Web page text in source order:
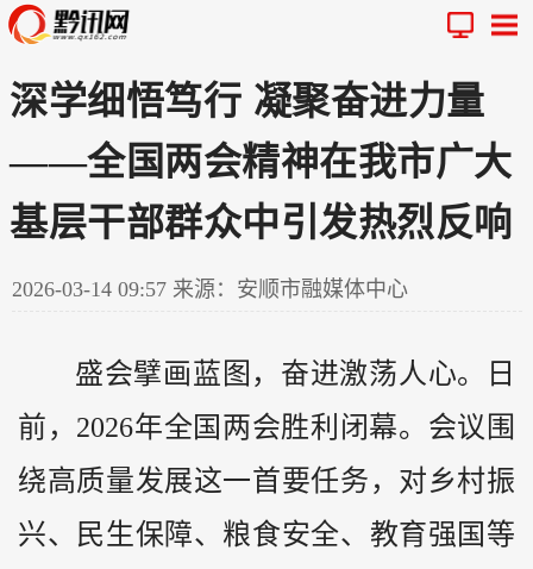
深学细悟笃行 凝聚奋进力量
——全国两会精神在我市广大
基层干部群众中引发热烈反响
2026-03-14 09:57 来源：安顺市融媒体中心
盛会擘画蓝图，奋进激荡人心。日
前，2026年全国两会胜利闭幕。会议围
绕高质量发展这一首要任务，对乡村振
兴、民生保障、粮食安全、教育强国等